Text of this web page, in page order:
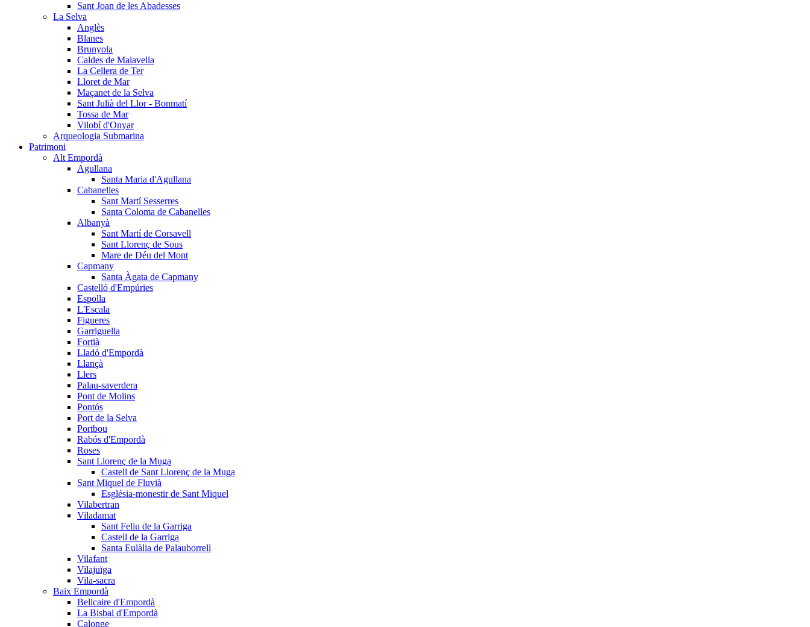
Sant Joan de les Abadesses
La Selva
Anglès
Blanes
Brunyola
Caldes de Malavella
La Cellera de Ter
Lloret de Mar
Maçanet de la Selva
Sant Julià del Llor - Bonmatí
Tossa de Mar
Vilobí d'Onyar
Arqueologia Submarina
Patrimoni
Alt Empordà
Agullana
Santa Maria d'Agullana
Cabanelles
Sant Martí Sesserres
Santa Coloma de Cabanelles
Albanyà
Sant Martí de Corsavell
Sant Llorenç de Sous
Mare de Déu del Mont
Capmany
Santa Àgata de Capmany
Castelló d'Empúries
Espolla
L'Escala
Figueres
Garriguella
Fortià
Lladó d'Empordà
Llançà
Llers
Palau-saverdera
Pont de Molins
Pontós
Port de la Selva
Portbou
Rabós d'Empordà
Roses
Sant Llorenç de la Muga
Castell de Sant Llorenç de la Muga
Sant Miquel de Fluvià
Església-monestir de Sant Miquel
Vilabertran
Viladamat
Sant Feliu de la Garriga
Castell de la Garriga
Santa Eulàlia de Palauborrell
Vilafant
Vilajuïga
Vila-sacra
Baix Empordà
Bellcaire d'Empordà
La Bisbal d'Empordà
Calonge